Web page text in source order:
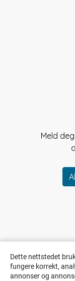
Meld
Dette nettstedet
fungere korrekt,
annonser og